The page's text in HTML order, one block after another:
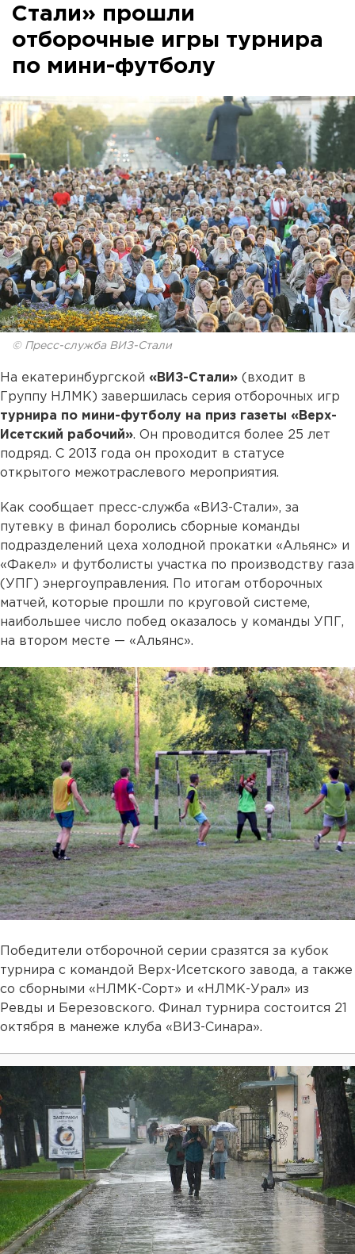
Стали» прошли
отборочные игры турнира
по мини-футболу
© Пресс-служба ВИЗ-Стали
На екатеринбургской «ВИЗ-Стали» (входит в
Группу НЛМК) завершилась серия отборочных игр
турнира по мини-футболу на приз газеты «Верх-
Исетский рабочий». Он проводится более 25 лет
подряд. С 2013 года он проходит в статусе
открытого межотраслевого мероприятия.
Как сообщает пресс-служба «ВИЗ-Стали», за
путевку в финал боролись сборные команды
подразделений цеха холодной прокатки «Альянс» и
«Факел» и футболисты участка по производству газа
(УПГ) энергоуправления. По итогам отборочных
матчей, которые прошли по круговой системе,
наибольшее число побед оказалось у команды УПГ,
на втором месте — «Альянс».
Победители отборочной серии сразятся за кубок
турнира с командой Верх-Исетского завода, а также
со сборными «НЛМК-Сорт» и «НЛМК-Урал» из
Ревды и Березовского. Финал турнира состоится 21
октября в манеже клуба «ВИЗ-Синара».